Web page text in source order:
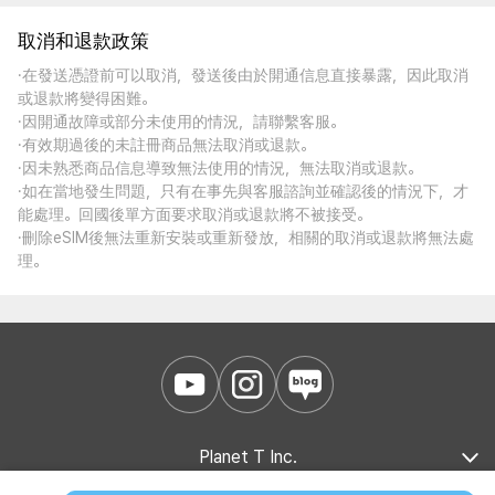
取消和退款政策
·在發送憑證前可以取消，發送後由於開通信息直接暴露，因此取消
或退款將變得困難。
·因開通故障或部分未使用的情況，請聯繫客服。
·有效期過後的未註冊商品無法取消或退款。
·因未熟悉商品信息導致無法使用的情況，無法取消或退款。
·如在當地發生問題，只有在事先與客服諮詢並確認後的情況下，才
能處理。回國後單方面要求取消或退款將不被接受。
·刪除eSIM後無法重新安裝或重新發放，相關的取消或退款將無法處
理。
Planet T Inc.